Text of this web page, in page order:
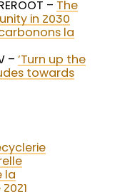
– The
in 2030
la
– ‘Turn up the
towards
la